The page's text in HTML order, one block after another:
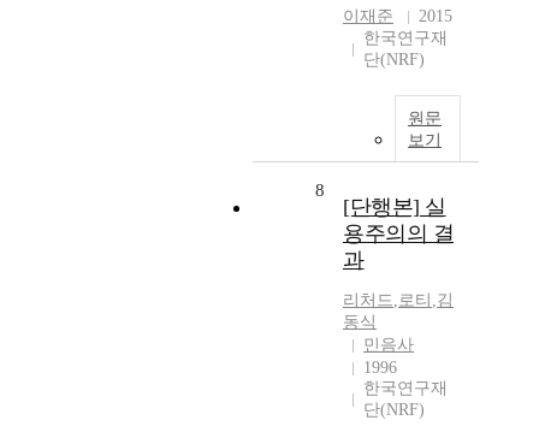
이재준
2015
한국연구재
단(NRF)
원문
보기
8
[단행본] 실
용주의의 결
과
리처드,로티 ,김
동식
민음사
1996
한국연구재
단(NRF)